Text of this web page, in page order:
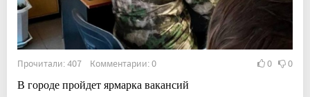
Прочитали: 407 Комментарии: 0 0 0
В городе пройдет ярмарка вакансий